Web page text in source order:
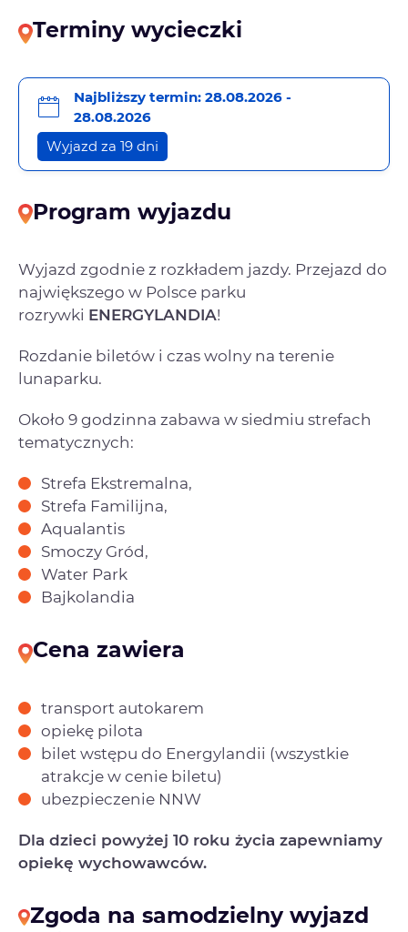
Terminy wycieczki
Najbliższy termin: 28.08.2026 -
28.08.2026
Wyjazd za 19 dni
Program wyjazdu
Wyjazd zgodnie z rozkładem jazdy. Przejazd do
największego w Polsce parku
rozrywki ENERGYLANDIA!
Rozdanie biletów i czas wolny na terenie
lunaparku.
Około 9 godzinna zabawa w siedmiu strefach
tematycznych:
Strefa Ekstremalna,
Strefa Familijna,
Aqualantis
Smoczy Gród,
Water Park
Bajkolandia
Cena zawiera
transport autokarem
opiekę pilota
bilet wstępu do Energylandii (wszystkie
atrakcje w cenie biletu)
ubezpieczenie NNW
Dla dzieci powyżej 10 roku życia zapewniamy
opiekę wychowawców.
Zgoda na samodzielny wyjazd